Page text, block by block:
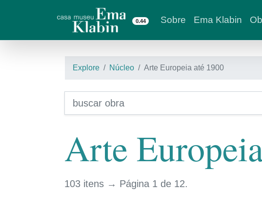
0.44 Sobre Ema Klabin
Explore Núcleo Arte Europeia até 1900
Arte
103 itens → Página 1 de 12.